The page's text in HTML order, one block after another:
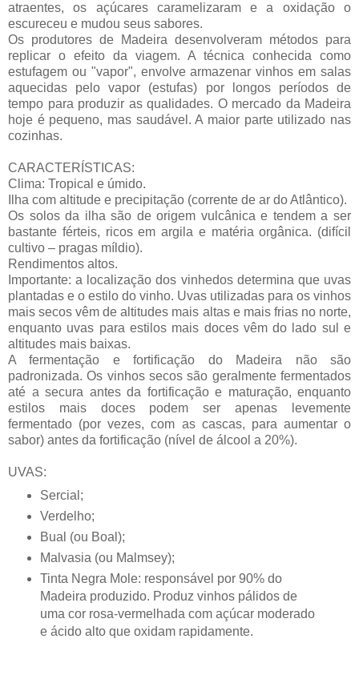
atraentes, os açúcares caramelizaram e a oxidação o
escureceu e mudou seus sabores.
Os produtores de Madeira desenvolveram métodos para
replicar o efeito da viagem. A técnica conhecida como
estufagem ou "vapor", envolve armazenar vinhos em salas
aquecidas pelo vapor (estufas) por longos períodos de
tempo para produzir as qualidades. O mercado da Madeira
hoje é pequeno, mas saudável. A maior parte utilizado nas
cozinhas.
CARACTERÍSTICAS:
Clima: Tropical e úmido.
Ilha com altitude e precipitação (corrente de ar do Atlântico).
Os solos da ilha são de origem vulcânica e tendem a ser
bastante férteis, ricos em argila e matéria orgânica. (difícil
cultivo – pragas míldio).
Rendimentos altos.
Importante: a localização dos vinhedos determina que uvas
plantadas e o estilo do vinho. Uvas utilizadas para os vinhos
mais secos vêm de altitudes mais altas e mais frias no norte,
enquanto uvas para estilos mais doces vêm do lado sul e
altitudes mais baixas.
A fermentação e fortificação do Madeira não são
padronizada. Os vinhos secos são geralmente fermentados
até a secura antes da fortificação e maturação, enquanto
estilos mais doces podem ser apenas levemente
fermentado (por vezes, com as cascas, para aumentar o
sabor) antes da fortificação (nível de álcool a 20%).
UVAS:
Sercial;
Verdelho;
Bual (ou Boal);
Malvasia (ou Malmsey);
Tinta Negra Mole: responsável por 90% do
Madeira produzido. Produz vinhos pálidos de
uma cor rosa-vermelhada com açúcar moderado
e ácido alto que oxidam rapidamente.